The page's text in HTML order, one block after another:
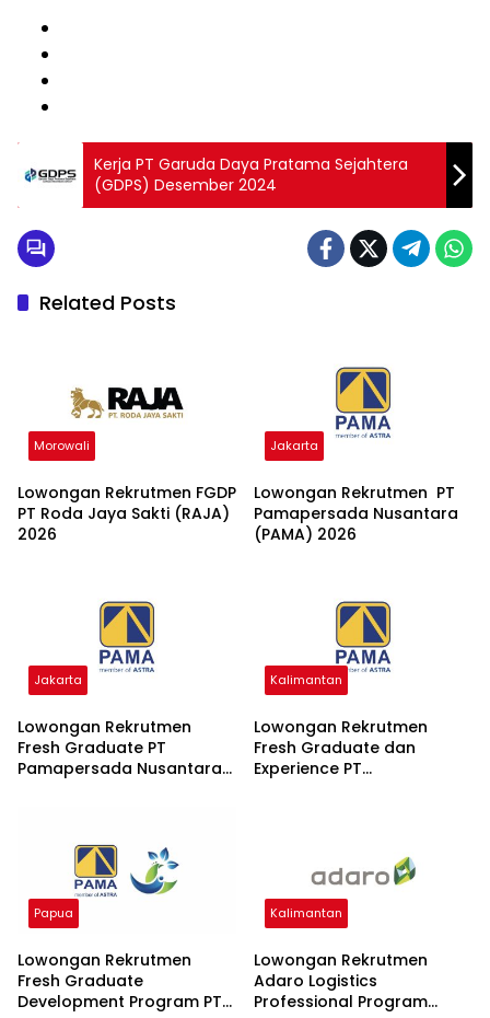
Kerja PT Garuda Daya Pratama Sejahtera
(GDPS) Desember 2024
Related Posts
Morowali
Lowongan Rekrutmen FGDP
PT Roda Jaya Sakti (RAJA)
2026
Jakarta
Lowongan Rekrutmen PT
Pamapersada Nusantara
(PAMA) 2026
Jakarta
Lowongan Rekrutmen
Fresh Graduate PT
Pamapersada Nusantara
Kalimantan
Lowongan Rekrutmen
Fresh Graduate dan
Experience PT
Papua
Lowongan Rekrutmen
Fresh Graduate
Development Program PT
Kalimantan
Lowongan Rekrutmen
Adaro Logistics
Professional Program